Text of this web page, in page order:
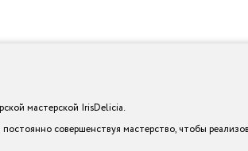
мастерской IrisDelicia.
совершенствуя мастерство, чтобы